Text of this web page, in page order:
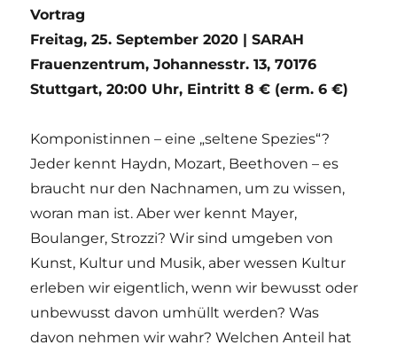
Vortrag
Freitag, 25. September 2020 | SARAH
Frauenzentrum, Johannesstr. 13, 70176
Stuttgart, 20:00 Uhr, Eintritt 8 € (erm. 6 €)
Komponistinnen – eine „seltene Spezies“?
Jeder kennt Haydn, Mozart, Beethoven – es
braucht nur den Nachnamen, um zu wissen,
woran man ist. Aber wer kennt Mayer,
Boulanger, Strozzi? Wir sind umgeben von
Kunst, Kultur und Musik, aber wessen Kultur
erleben wir eigentlich, wenn wir bewusst oder
unbewusst davon umhüllt werden? Was
davon nehmen wir wahr? Welchen Anteil hat